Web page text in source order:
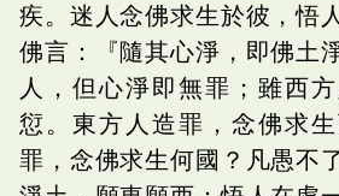
疾。迷人念佛求生於彼，悟
佛言：『隨其心淨，即佛土
人，但心淨即無罪；雖西
愆。東方人造罪，念佛求
罪，念佛求生何國？凡愚不